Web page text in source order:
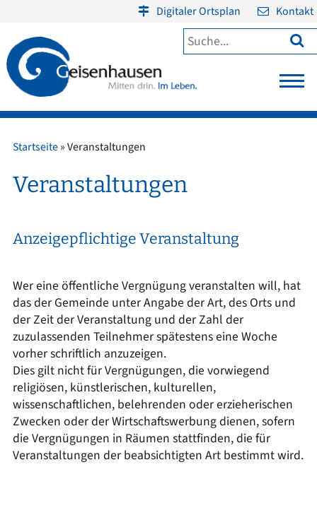
Digitaler Ortsplan Kontakt

Startseite»Veranstaltungen
Veranstaltungen
Anzeigepflichtige Veranstaltung
Wer eine öffentliche Vergnügung veranstalten will, hat
das der Gemeinde unter Angabe der Art, des Orts und
der Zeit der Veranstaltung und der Zahl der
zuzulassenden Teilnehmer spätestens eine Woche
vorher schriftlich anzuzeigen.
Dies gilt nicht für Vergnügungen, die vorwiegend
religiösen, künstlerischen, kulturellen,
wissenschaftlichen, belehrenden oder erzieherischen
Zwecken oder der Wirtschaftswerbung dienen, sofern
die Vergnügungen in Räumen stattfinden, die für
Veranstaltungen der beabsichtigten Art bestimmt wird.